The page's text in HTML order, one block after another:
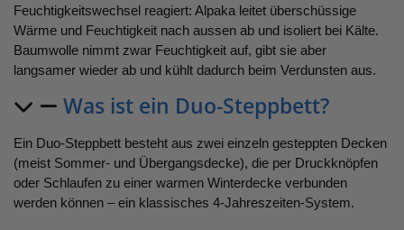
Feuchtigkeitswechsel reagiert: Alpaka leitet überschüssige
Wärme und Feuchtigkeit nach aussen ab und isoliert bei Kälte.
Baumwolle nimmt zwar Feuchtigkeit auf, gibt sie aber
langsamer wieder ab und kühlt dadurch beim Verdunsten aus.
Was ist ein Duo-Steppbett?
Ein Duo-Steppbett besteht aus zwei einzeln gesteppten Decken
(meist Sommer- und Übergangsdecke), die per Druckknöpfen
oder Schlaufen zu einer warmen Winterdecke verbunden
werden können – ein klassisches 4-Jahreszeiten-System.